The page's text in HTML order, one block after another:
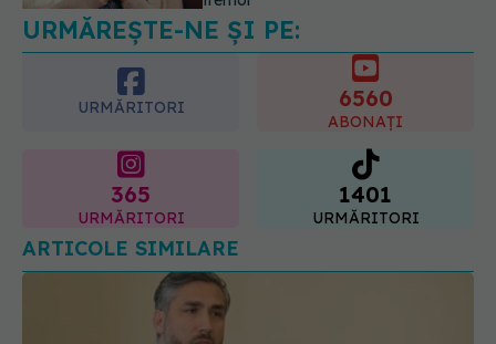
05.08.2026, 21:23
URMĂREȘTE-NE ȘI PE:
URMĂRITORI 6560
ABONAȚI
365
URMĂRITORI
1401
URMĂRITORI
ARTICOLE SIMILARE